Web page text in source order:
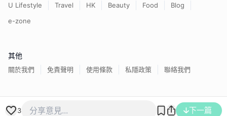
3 下一篇
U Lifestyle Travel HK Beauty Food
Blog
e-zone
其他
關於我們 免責聲明 使用條款 私隱政策 聯絡我們
香港經濟日報版權所有©